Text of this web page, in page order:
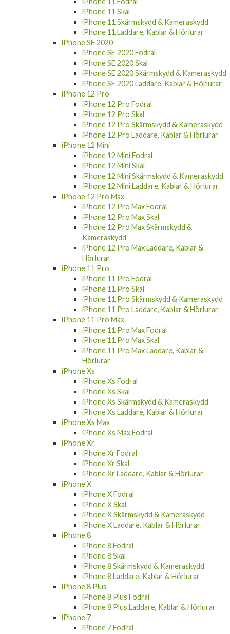
iPhone 12 Skal
iPhone 12 Skärmskydd & Kameraskydd
iPhone 12 Laddare, Kablar & Hörlurar
iPhone 11
iPhone 11 Fodral
iPhone 11 Skal
iPhone 11 Skärmskydd & Kameraskydd
iPhone 11 Laddare, Kablar & Hörlurar
iPhone SE 2020
iPhone SE 2020 Fodral
iPhone SE 2020 Skal
iPhone SE 2020 Skärmskydd & Kameraskydd
iPhone SE 2020 Laddare, Kablar & Hörlurar
iPhone 12 Pro
iPhone 12 Pro Fodral
iPhone 12 Pro Skal
iPhone 12 Pro Skärmskydd & Kameraskydd
iPhone 12 Pro Laddare, Kablar & Hörlurar
iPhone 12 Mini
iPhone 12 Mini Fodral
iPhone 12 Mini Skal
iPhone 12 Mini Skärmskydd & Kameraskydd
iPhone 12 Mini Laddare, Kablar & Hörlurar
iPhone 12 Pro Max
iPhone 12 Pro Max Fodral
iPhone 12 Pro Max Skal
iPhone 12 Pro Max Skärmskydd &
Kameraskydd
iPhone 12 Pro Max Laddare, Kablar &
Hörlurar
iPhone 11 Pro
iPhone 11 Pro Fodral
iPhone 11 Pro Skal
iPhone 11 Pro Skärmskydd & Kameraskydd
iPhone 11 Pro Laddare, Kablar & Hörlurar
iPhone 11 Pro Max
iPhone 11 Pro Max Fodral
iPhone 11 Pro Max Skal
iPhone 11 Pro Max Laddare, Kablar &
Hörlurar
iPhone Xs
iPhone Xs Fodral
iPhone Xs Skal
iPhone Xs Skärmskydd & Kameraskydd
iPhone Xs Laddare, Kablar & Hörlurar
iPhone Xs Max
iPhone Xs Max Fodral
iPhone Xr
iPhone Xr Fodral
iPhone Xr Skal
iPhone Xr Laddare, Kablar & Hörlurar
iPhone X
iPhone X Fodral
iPhone X Skal
iPhone X Skärmskydd & Kameraskydd
iPhone X Laddare, Kablar & Hörlurar
iPhone 8
iPhone 8 Fodral
iPhone 8 Skal
iPhone 8 Skärmskydd & Kameraskydd
iPhone 8 Laddare, Kablar & Hörlurar
iPhone 8 Plus